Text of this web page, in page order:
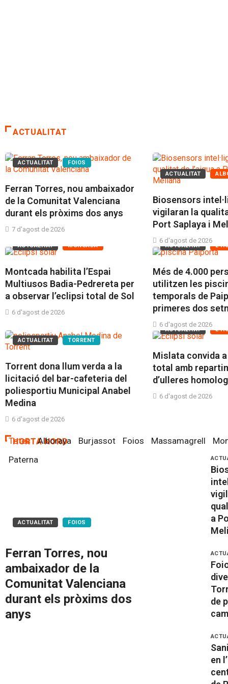
ACTUALITAT
ACTUALITAT FOIOS
Ferran Torres, nou ambaixador
de la Comunitat Valenciana
durant els pròxims dos anys
7 d'agost de 2026
ACTUALITAT
Biosensors
vigilaran la
Port Saplaya i
6 d'agost de 2026
ACTUALITAT MONCADA
Montcada habilita l’Espai
Multiusos Badia-Pedrereta per
a observar l’eclipsi total de Sol
6 d'agost de 2026
ACTUALITAT
Més de 4.000
utilitzen les
temporals de
primeres dos
6 d'agost de 2026
ACTUALITAT TORRENT
Torrent dona llum verda a la
licitació del bar-cafeteria del
poliesportiu Municipal Anabel
Medina
6 d'agost de 2026
ACTUALITAT
Mislata convida
total amb
d’ulleres
6 d'agost de 2026
HORTA NORD
Totes Alboraya Burjassot Foios Massamagrell
Paterna
ACTUALITAT FOIOS
Ferran Torres, nou
ambaixador de la
Comunitat Valenciana
durant els pròxims dos
anys
a
de
en